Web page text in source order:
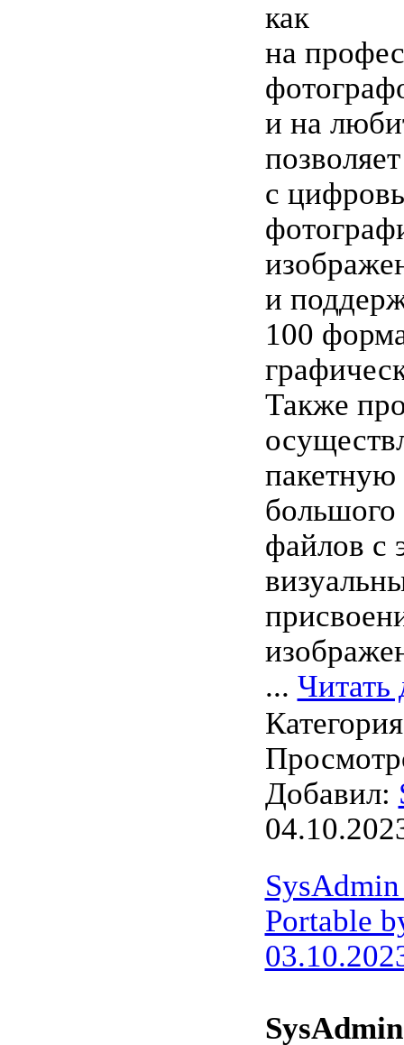
как
на
и на
с
и
100
Также
пакетную
большого
файлов с
... Читать
Добавил:
Portable